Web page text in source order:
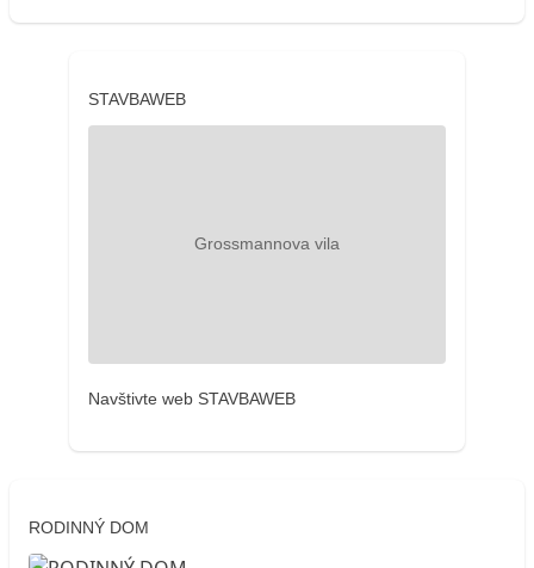
STAVBAWEB
Navštivte web STAVBAWEB
RODINNÝ DOM